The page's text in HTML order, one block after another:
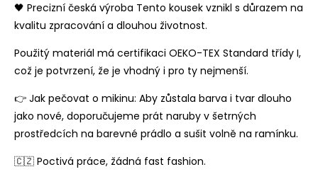
🖤 Precizní česká výroba Tento kousek vznikl s důrazem na
kvalitu zpracování a dlouhou životnost.
Použitý materiál má certifikaci OEKO-TEX Standard třídy I,
což je potvrzení, že je vhodný i pro ty nejmenší.
👉 Jak pečovat o mikinu: Aby zůstala barva i tvar dlouho
jako nové, doporučujeme prát naruby v šetrných
prostředcích na barevné prádlo a sušit volně na ramínku.
🇨🇿 Poctivá práce, žádná fast fashion.